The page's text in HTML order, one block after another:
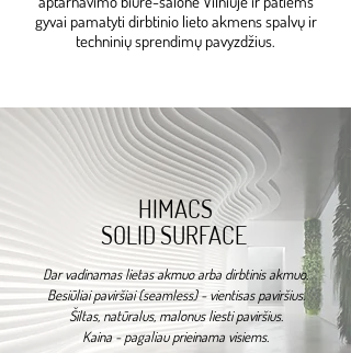
gyvai pamatyti dirbtinio lieto akmens spalvų ir
techninių sprendimų pavyzdžius.
HIMACS
SOLID SURFACE
Dar vadinamas lietas akmuo arba dirbtinis akmuo.
Besiūliai paviršiai (seamless) - vientisas paviršius.
Šiltas, natūralus, malonus liesti paviršius.
Kaina - pagaliau prieinama visiems.